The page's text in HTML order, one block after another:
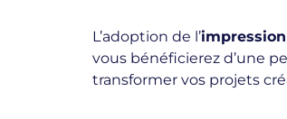
L’adoption de l’
vous bénéficierez d’une
transformer vos projets